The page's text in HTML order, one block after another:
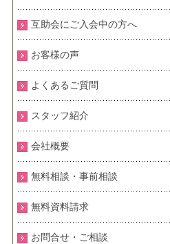
互助会にご入会中の方へ
お客様の声
よくあるご質問
スタッフ紹介
会社概要
無料相談・事前相談
無料資料請求
お問合せ・ご相談